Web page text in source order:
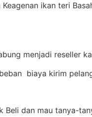
Keagenan ikan teri
menjadi reseller
biaya kirim
Beli dan mau tanya-